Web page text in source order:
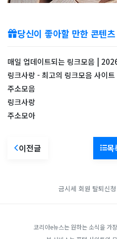
당신이 좋아할 만한 콘텐츠
매일 업데이트되는 링크모음 |
링크사랑 - 최고의 링크모음 사이트
주소모음
링크사랑
주소모아
이전글 목
금시세 회원 탈퇴신청
코리아e뉴스는 원하는 소식을 가